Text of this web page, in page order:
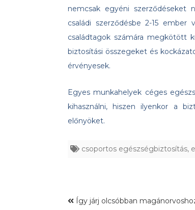
nemcsak egyéni szerződéseket
családi szerződésbe 2-15
családtagok számára megkötött
biztosítási összegeket és
érvényesek.
Egyes munkahelyek céges
kihasználni, hiszen ilyenkor a
előnyöket.
csoportos egészségbiztosítás,
Így járj olcsóbban